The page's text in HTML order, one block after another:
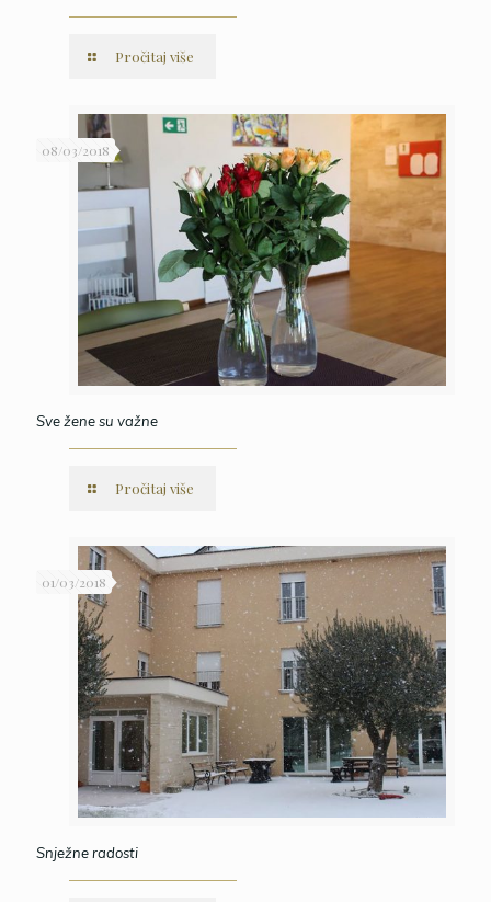
Pročitaj više
08/03/2018
Sve žene su važne
Pročitaj više
01/03/2018
Snježne radosti